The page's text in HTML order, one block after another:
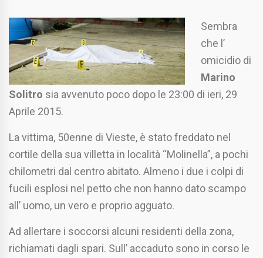
Sembra
che l’
omicidio di
Marino
Solitro sia avvenuto poco dopo le 23:00 di ieri, 29
Aprile 2015.
La vittima, 50enne di Vieste, è stato freddato nel
cortile della sua villetta in località “Molinella”, a pochi
chilometri dal centro abitato. Almeno i due i colpi di
fucili esplosi nel petto che non hanno dato scampo
all’ uomo, un vero e proprio agguato.
Ad allertare i soccorsi alcuni residenti della zona,
richiamati dagli spari. Sull’ accaduto sono in corso le